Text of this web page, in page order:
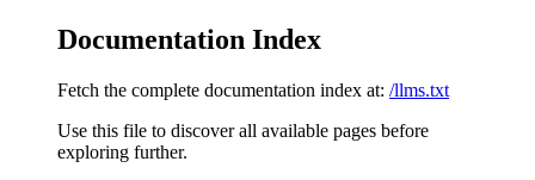
Documentation Index
Fetch the complete documentation index at: /llms.txt
Use this file to discover all available pages before
exploring further.